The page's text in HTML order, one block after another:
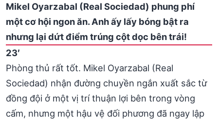
Mikel Oyarzabal (Real Sociedad) phung phí
một cơ hội ngon ăn. Anh ấy lấy bóng bật ra
nhưng lại dứt điểm trúng cột dọc bên trái!
23′
Phòng thủ rất tốt. Mikel Oyarzabal (Real
Sociedad) nhận đường chuyền ngắn xuất sắc từ
đồng đội ở một vị trí thuận lợi bên trong vòng
cấm, nhưng một hậu vệ đối phương đã ngay lập